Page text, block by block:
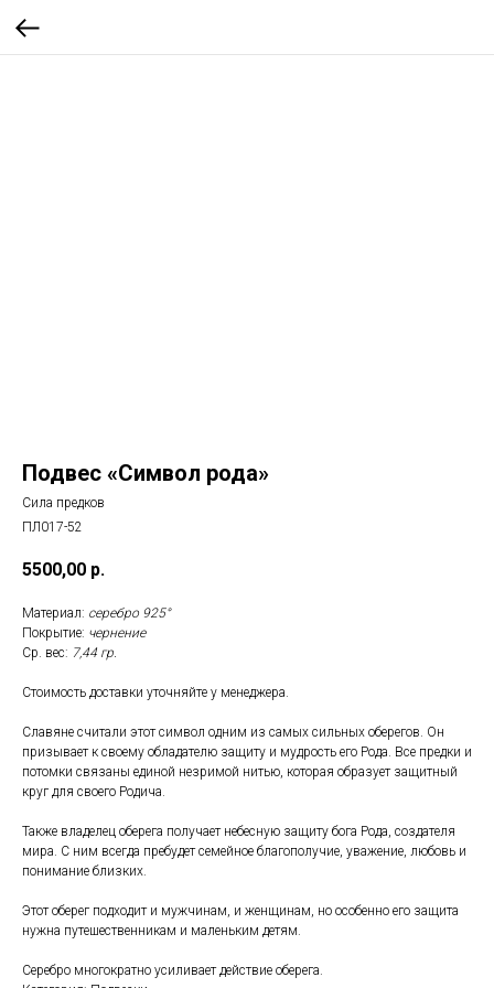
Подвес «Символ рода»
Сила предков
ПЛ017-52
5500,00 р.
Материал: серебро 925°
Покрытие: чернение
Ср. вес: 7,44 гр.
Стоимость доставки уточняйте у менеджера.
Славяне считали этот символ одним из самых сильных оберегов. Он
призывает к своему обладателю защиту и мудрость его Рода. Все предки и
потомки связаны единой незримой нитью, которая образует защитный
круг для своего Родича.
Также владелец оберега получает небесную защиту бога Рода, создателя
мира. С ним всегда пребудет семейное благополучие, уважение, любовь и
понимание близких.
Этот оберег подходит и мужчинам, и женщинам, но особенно его защита
нужна путешественникам и маленьким детям.
Серебро многократно усиливает действие оберега.